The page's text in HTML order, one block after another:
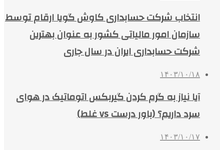
انتخاب شرکت حسابداری کاوش گویا ارقام توسط
سازمان امور مالیاتی کشور به عنوان بهترین
شرکت حسابداری ایران در سال جاری
۱۴۰۳/۱۰/۱۸
آیا نیاز به گرم کردن گیربکس اتوماتیک در هوای
سرد داریم؟ (باور درست vs غلط)
۱۴۰۳/۱۰/۱۷